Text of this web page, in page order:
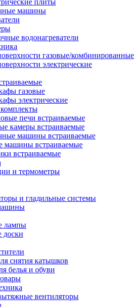
Термометры
Тонометры
Электрические грелки
видео техника
Аксессуары для аудио-видео техники
Кабели для аудио и видео
Кронштейны для акустики
Магнитолы
Музыкальные центры
Диктофоны
Домашние кинотеатры
Игровые приставки и аксессуары
Аксессуары к игровым
Музыкальные инструменты
Аксессуары эми
Ди-джейское оборудование
Плееры blu-ray и dvd
Проекционное оборудование
Аксессуары для проекционного
Интерактивные доски
Кронштейны для проекторов
Проекторы
Экраны
Магнитно-маркерные доски
Радиобудильники
Радиоприемники
Саундбары
Системы и компоненты hi-fi
машины
водонагреватели
газовые/комбинированные
электрические
газовые
электрические
печи встраиваемые
камеры встраиваемые
машины встраиваемые
машины встраиваемые
встраиваемые
и термометры
и гладильные системы
лампы
доски
снятия катышков
белья и обуви
вентиляторы